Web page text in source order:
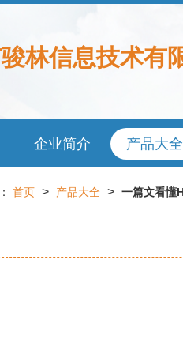
林信息技术有
企业简介 产品大全
首页 > 产品大全 > 一篇文看懂